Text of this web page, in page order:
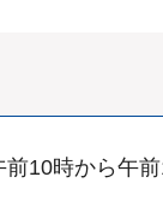
10時から午